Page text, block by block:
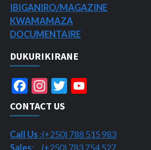
IBIGANIRO/MAGAZINE
KWAMAMAZA
DOCUMENTAIRE
DUKURIKIRANE
Facebook
Instagram
Twitter
CONTACT US
Call Us :(+250) 788 515 983
Sales: (+250) 783 754 527